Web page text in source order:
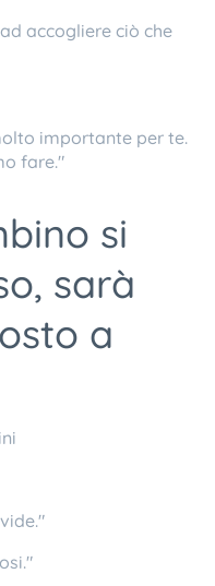
accogliere ciò che
importante per te.
fare."
si
sarà
a